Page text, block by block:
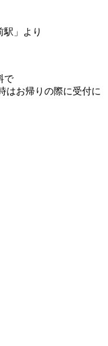
」より
で
はお帰りの際に受付に